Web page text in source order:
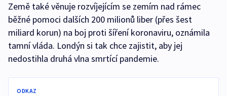
Země také věnuje rozvíjejícím se zemím nad rámec
běžné pomoci dalších 200 milionů liber (přes šest
miliard korun) na boj proti šíření koronaviru, oznámila
tamní vláda. Londýn si tak chce zajistit, aby jej
nedostihla druhá vlna smrtící pandemie.
ODKAZ